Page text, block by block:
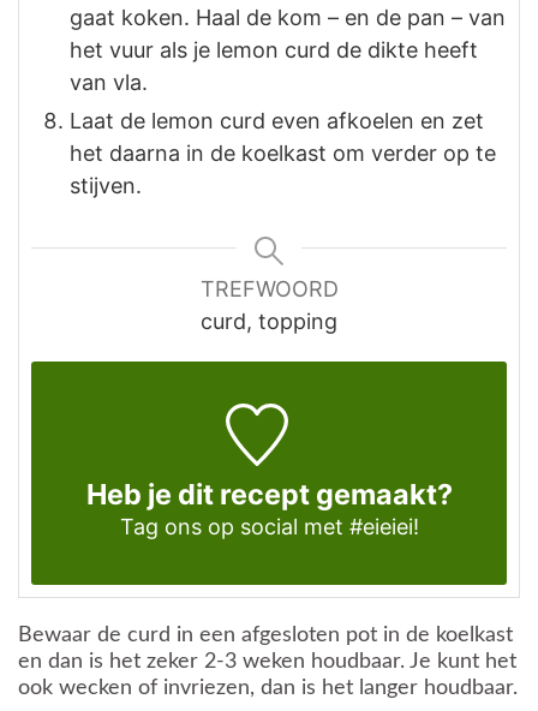
gaat koken. Haal de kom – en de pan – van
het vuur als je lemon curd de dikte heeft
van vla.
Laat de lemon curd even afkoelen en zet
het daarna in de koelkast om verder op te
stijven.
TREFWOORD
curd, topping
Heb je dit recept gemaakt?
Tag ons op social met #eieiei!
Bewaar de curd in een afgesloten pot in de koelkast
en dan is het zeker 2-3 weken houdbaar. Je kunt het
ook wecken of invriezen, dan is het langer houdbaar.